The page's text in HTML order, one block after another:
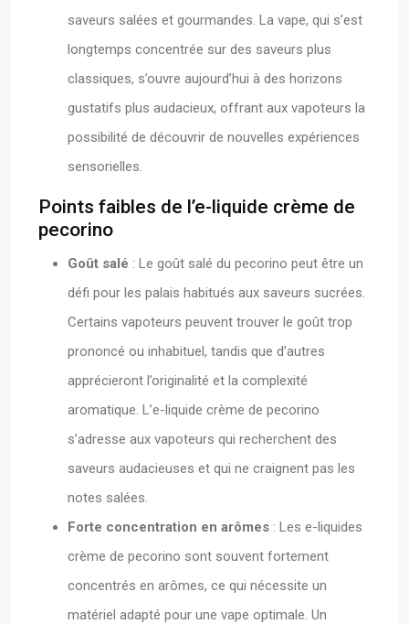
saveurs salées et gourmandes. La vape, qui s’est
longtemps concentrée sur des saveurs plus
classiques, s’ouvre aujourd’hui à des horizons
gustatifs plus audacieux, offrant aux vapoteurs la
possibilité de découvrir de nouvelles expériences
sensorielles.
Points faibles de l’e-liquide crème de
pecorino
Goût salé : Le goût salé du pecorino peut être un
défi pour les palais habitués aux saveurs sucrées.
Certains vapoteurs peuvent trouver le goût trop
prononcé ou inhabituel, tandis que d’autres
apprécieront l’originalité et la complexité
aromatique. L’e-liquide crème de pecorino
s’adresse aux vapoteurs qui recherchent des
saveurs audacieuses et qui ne craignent pas les
notes salées.
Forte concentration en arômes : Les e-liquides
crème de pecorino sont souvent fortement
concentrés en arômes, ce qui nécessite un
matériel adapté pour une vape optimale. Un